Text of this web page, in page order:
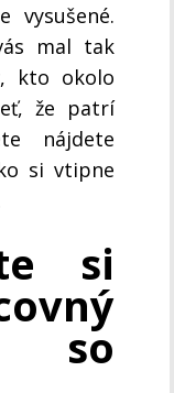
vysušené.
mal tak
kto okolo
že patrí
nájdete
si vtipne
si